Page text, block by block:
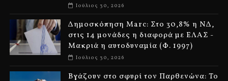
Ιούλιος 30, 2026
Δημοσκόπηση Marc: Στο 30,8% η ΝΔ,
στις 14 μονάδες η διαφορά με ΕΛΑΣ -
Μακριά η αυτοδυναμία (Φ. 1997)
Ιούλιος 30, 2026
Βγάζουν στο σφυρί τον Παρθενώνα: Το